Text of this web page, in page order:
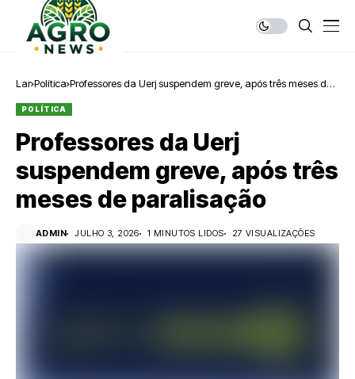
Lar Política Professores da Uerj suspendem greve, após três meses de
POLÍTICA
Professores da Uerj
suspendem greve, após três
meses de paralisação
ADMIN JULHO 3, 2026 1 MINUTOS LIDOS 27 VISUALIZAÇÕES